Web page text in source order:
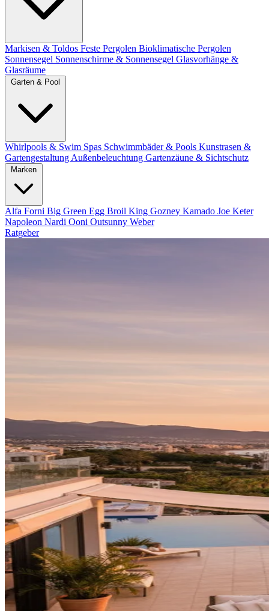
Markisen & Toldos Feste Pergolen Bioklimatische Pergolen
Sonnensegel Sonnenschirme & Sonnensegel Glasvorhänge &
Glasräume
Whirlpools & Swim Spas Schwimmbäder & Pools Kunstrasen &
Gartengestaltung Außenbeleuchtung Gartenzäune & Sichtschutz
Alfa Forni Big Green Egg Broil King Gozney Kamado Joe Keter
Napoleon Nardi Ooni Outsunny Weber
Ratgeber